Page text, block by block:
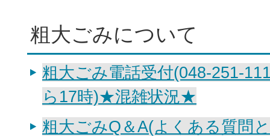
粗大ごみについて
粗大ごみ電話受付(048-251-
ら17時)★混雑状況★
粗大ごみQ＆A(よくある質問